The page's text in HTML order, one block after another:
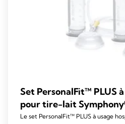
Set PersonalFit™ PLUS
pour tire-lait
Le set PersonalFit™ PLUS à usage